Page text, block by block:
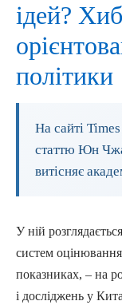
ідей?
політики
На сайті
статтю Юн
витісняє
У ній
систем
показниках, – на
і досліджень у